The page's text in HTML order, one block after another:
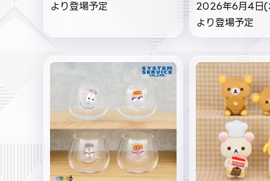
より登場予定
2026年6月4日(
より登場予定